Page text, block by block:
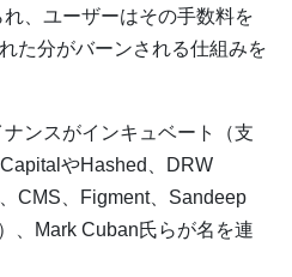
、ユーザーはその手数料を
た分がバーンされる仕組みを
ンスがインキュベート（支
やHashed、DRW
CMS、Figment、Sandeep
、Mark Cuban氏らが名を連